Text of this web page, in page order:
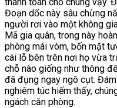
Đoạn dốc này sâu chừng
người rơi vào một không
Mã gia quân, trong này
phòng mái vòm, bốn mặt
cái lỗ bên trên nơi họ vừa
chỗ nào giống như thông
đã đụng ngay ngõ cụt.
nghiêm túc hiếm thấy,
ngách căn phòng.